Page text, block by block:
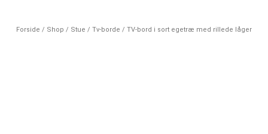
Forside / Shop / Stue / Tv-borde / TV-bord i sort egetræ med rillede låger